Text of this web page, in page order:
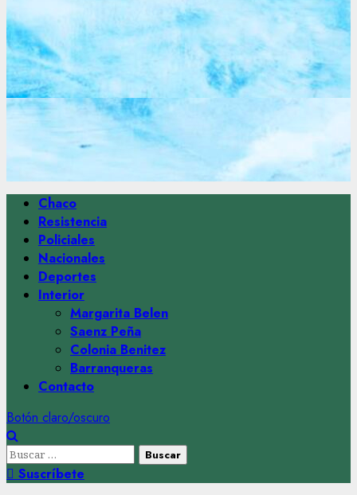
Menú
principal
Chaco
Resistencia
Policiales
Nacionales
Deportes
Interior
Margarita Belen
Saenz Peña
Colonia Benitez
Barranqueras
Contacto
Botón claro/oscuro
Buscar:
Suscríbete